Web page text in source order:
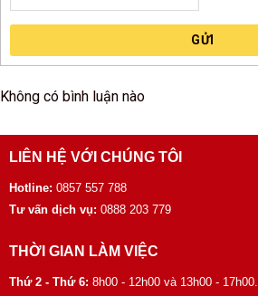
GỬI
Không có bình luận nào
LIÊN HỆ VỚI CHÚNG TÔI
Hotline: 0857 557 788
Tư vấn dịch vụ: 0888 203 779
THỜI GIAN LÀM VIỆC
Thứ 2 - Thứ 6: 8h00 - 12h00 và 13h00 - 17h00.